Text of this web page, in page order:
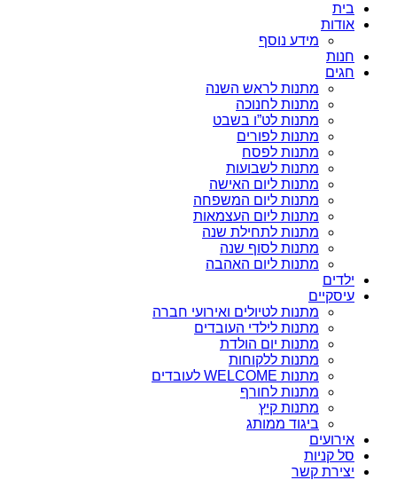
בית
אודות
מידע נוסף
חנות
חגים
מתנות לראש השנה
מתנות לחנוכה
מתנות לט”ו בשבט
מתנות לפורים
מתנות לפסח
מתנות לשבועות
מתנות ליום האישה
מתנות ליום המשפחה
מתנות ליום העצמאות
מתנות לתחילת שנה
מתנות לסוף שנה
מתנות ליום האהבה
ילדים
עיסקיים
מתנות לטיולים ואירועי חברה
מתנות לילדי העובדים
מתנות יום הולדת
מתנות ללקוחות
מתנות WELCOME לעובדים
מתנות לחורף
מתנות קיץ
ביגוד ממותג
אירועים
סל קניות
יצירת קשר